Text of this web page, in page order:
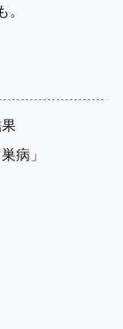
病」